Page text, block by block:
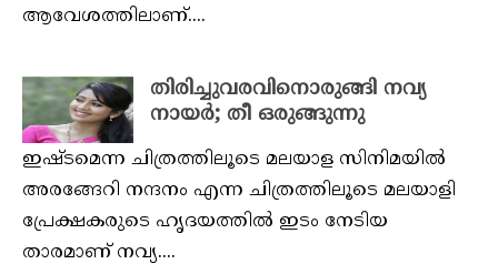
ആവേശത്തിലാണ്....
തിരിച്ചുവരവിനൊരുങ്ങി നവ്യ
നായർ; തീ ഒരുങ്ങുന്നു
ഇഷ്ടമെന്ന ചിത്രത്തിലൂടെ മലയാള സിനിമയിൽ
അരങ്ങേറി നന്ദനം എന്ന ചിത്രത്തിലൂടെ മലയാളി
പ്രേക്ഷകരുടെ ഹൃദയത്തിൽ ഇടം നേടിയ
താരമാണ് നവ്യ....